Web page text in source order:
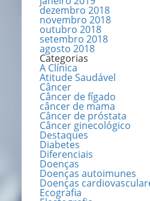
dezembro 2018
novembro 2018
outubro 2018
setembro 2018
agosto 2018
Categorias
A Clínica
Atitude Saudável
Câncer
Câncer de fígado
câncer de mama
Câncer de próstata
Câncer ginecológico
Destaques
Diabetes
Diferenciais
Doenças
Doenças autoimunes
Doenças
Ecografia